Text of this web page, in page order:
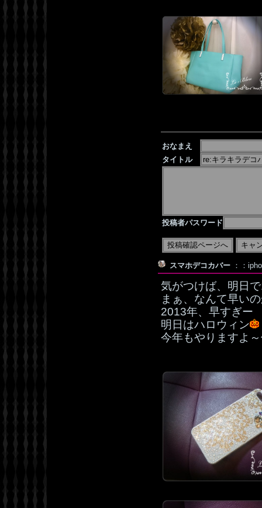
おなまえ
タイトル
投稿者パスワード
スマホデコカバー ：：
気がつけば、明日
まぁ、なんて早い
2013年、早すぎー
明日はハロウィン
今年もやりますよ